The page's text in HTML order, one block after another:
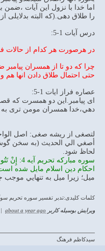
اما خدا با نزول این آیات
را طلاق دهی.(که البته
درس آیات 1-5:
در هرصورت هر کدام از حالات
چرا که دو تا از همسران
حتی احتمال طلاق دادن انها هم
عصاره فراز ايات 1-5:
ای پيامبر.اين دو همسرت كه
دهي،خدا همسران مومن تری
لتصغی از ریشه صغی: اصل
أصغي الي الحديث (به سخن گوش
لحاظ شود.
سوره
احكام دين اسلام مايل شده
ميل؛ زيرا ميل به تنهايي موجب
کلمات کلیدی:تدبر تفسير سوره تحریم
ویرایش بوسیله کاربر about a year ago
سیدکاظم فرهنگ